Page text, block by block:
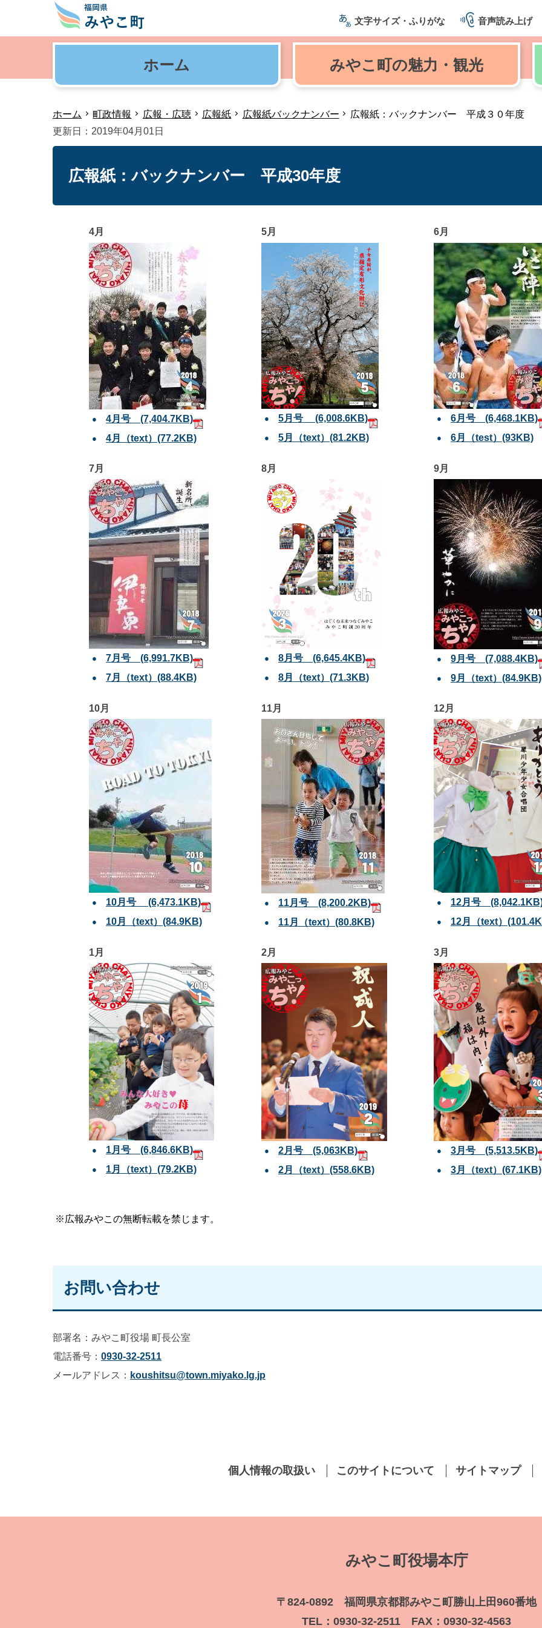
文字サイズ・ふりがな 音声読み上げ
ホーム みやこ町の魅力・観光
ホーム 町政情報 広報・広聴 広報紙 広報紙バックナンバー
広報紙：バックナンバー 平成３０年度
更新日：2019年04月01日
広報紙：バックナンバー 平成30年度
4月
4月号 (7,404.7KB)
4月（text） (77.2KB)
5月
5月号 (6,008.6KB)
5月（text）(81.2KB)
6月
6月号 (6,468.1KB)
6月（test）(93KB)
7月
7月号
(6,991.7KB)
7月（text） (88.4KB)
8月
8月号 (6,645.4KB)
8月（text）(71.3KB)
9月
9月号 (7,088.4KB)
9月（text） (84.9KB)
10月
10月号 (6,473.1KB)
10月（text）(84.9KB)
11月
11月号 (8,200.2KB)
11月（text）(80.8KB)
12月
12月号
12月（text）
1月
1月号 (6,846.6KB)
1月（text）(79.2KB)
2月
2月号 (5,063KB)
2月（text）(558.6KB)
3月
3月号 (5,513.5KB)
3月（text）(67.1KB)
※広報みやこの無断転載を禁じます。
お問い合わせ
部署名：みやこ町役場 町長公室
電話番号： 0930-32-2511
メールアドレス： koushitsu@town.miyako.lg.jp
個人情報の取扱い このサイトについて サイトマップ
みやこ町役場本庁
〒824-0892 福岡県京都郡みやこ町勝山上田960番地
TEL：0930-32-2511 FAX：0930-32-4563